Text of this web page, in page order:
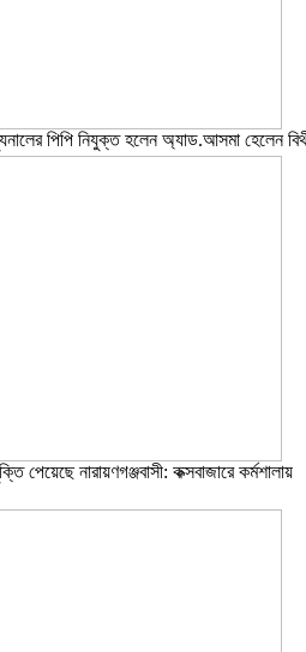
পিপি নিযুক্ত হলেন অ্যাড.আসমা হেলেন
পেয়েছে নারায়ণগঞ্জবাসী: কক্সবাজারে কর্মশালায়